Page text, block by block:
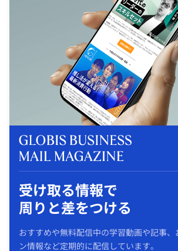
受け取る情報で
周りと差をつける
おすすめや無料配信中の学習動画や記事
ン情報など定期的に配信しています。